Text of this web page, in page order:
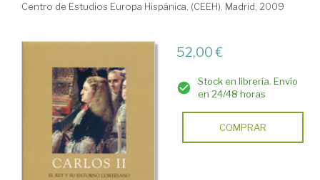
Centro de Estudios Europa Hispánica. (CEEH). Madrid, 2009
52,00 €
Stock en librería. Envío
en 24/48 horas
COMPRAR